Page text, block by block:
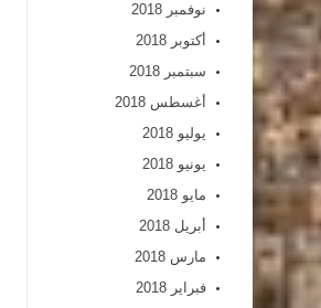
نوفمبر 2018
أكتوبر 2018
سبتمبر 2018
أغسطس 2018
يوليو 2018
يونيو 2018
مايو 2018
أبريل 2018
مارس 2018
فبراير 2018